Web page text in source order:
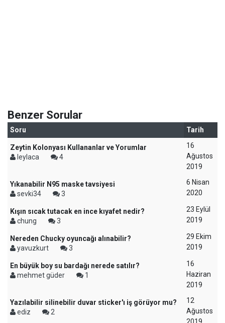
Benzer Sorular
Soru Tarih
Zeytin Kolonyası Kullananlar ve Yorumlar
leylaca
4
16
Ağustos
2019
Yıkanabilir N95 maske tavsiyesi
sevki34
3
6 Nisan
2020
Kışın sıcak tutacak en ince kıyafet nedir?
chung
3
23 Eylül
2019
Nereden Chucky oyuncağı alınabilir?
yavuzkurt
3
29 Ekim
2019
En büyük boy su bardağı nerede satılır?
mehmet güder
1
16
Haziran
2019
Yazılabilir silinebilir duvar sticker'ı iş görüyor mu?
ediz
2
12
Ağustos